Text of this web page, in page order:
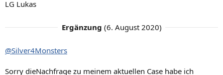
LG Lukas
Ergänzung (6. August 2020)
@Silver4Monsters
Sorry dieNachfrage zu meinem aktuellen Case habe ich